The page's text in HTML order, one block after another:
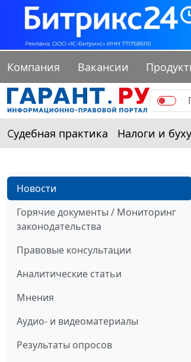
Компания Вакансии
Судебная практика Налоги и
Новости
Горячие документы / Мониторинг
законодательства
Правовые консультации
Аналитические статьи
Мнения
Аудио- и видеоматериалы
Результаты опросов